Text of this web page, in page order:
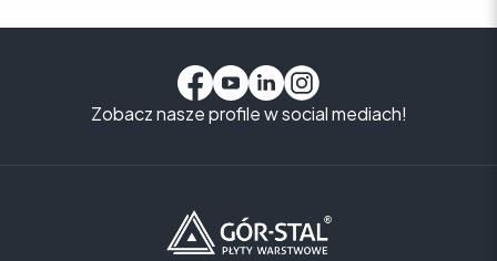
Zobacz nasze profile w social mediach!